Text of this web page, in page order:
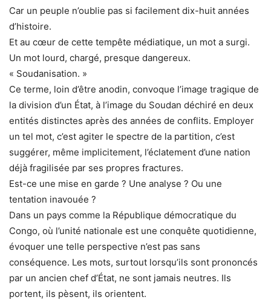
Car un peuple n’oublie pas si facilement dix-huit années
d’histoire.
Et au cœur de cette tempête médiatique, un mot a surgi.
Un mot lourd, chargé, presque dangereux.
« Soudanisation. »
Ce terme, loin d’être anodin, convoque l’image tragique de
la division d’un État, à l’image du Soudan déchiré en deux
entités distinctes après des années de conflits. Employer
un tel mot, c’est agiter le spectre de la partition, c’est
suggérer, même implicitement, l’éclatement d’une nation
déjà fragilisée par ses propres fractures.
Est-ce une mise en garde ? Une analyse ? Ou une
tentation inavouée ?
Dans un pays comme la République démocratique du
Congo, où l’unité nationale est une conquête quotidienne,
évoquer une telle perspective n’est pas sans
conséquence. Les mots, surtout lorsqu’ils sont prononcés
par un ancien chef d’État, ne sont jamais neutres. Ils
portent, ils pèsent, ils orientent.